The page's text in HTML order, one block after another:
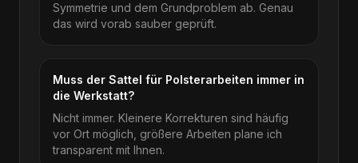
Symmetrie und dem Grundproblem ab. Genau
das wird vorab sauber geprüft.
Muss der Sattel für Polsterarbeiten immer in
die Werkstatt?
Nicht immer. Kleinere Korrekturen sind häufig
vor Ort möglich, größere Arbeiten plane ich
transparent mit Ihnen.